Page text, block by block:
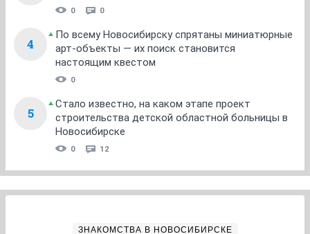
0 0
4
По всему Новосибирску спрятаны миниатюрные
арт-объекты — их поиск становится
настоящим квестом
0
5
Стало известно, на каком этапе проект
строительства детской областной больницы в
Новосибирске
0 12
ЗНАКОМСТВА В НОВОСИБИРСКЕ